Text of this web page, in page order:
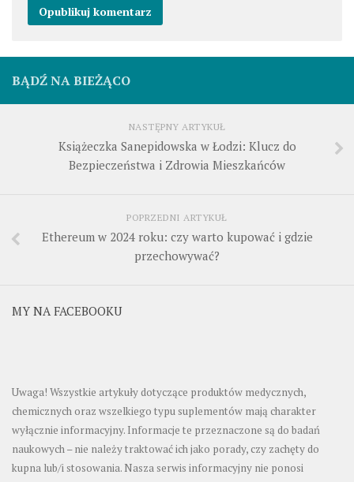
BĄDŹ NA BIEŻĄCO
NASTĘPNY ARTYKUŁ
Książeczka Sanepidowska w Łodzi: Klucz do
Bezpieczeństwa i Zdrowia Mieszkańców
POPRZEDNI ARTYKUŁ
Ethereum w 2024 roku: czy warto kupować i gdzie
przechowywać?
MY NA FACEBOOKU
Uwaga! Wszystkie artykuły dotyczące produktów medycznych,
chemicznych oraz wszelkiego typu suplementów mają charakter
wyłącznie informacyjny. Informacje te przeznaczone są do badań
naukowych – nie należy traktować ich jako porady, czy zachęty do
kupna lub/i stosowania. Nasza serwis informacyjny nie ponosi